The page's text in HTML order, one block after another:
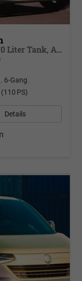
kurz 2.0 TDI SCR 81 kW Klima, 70 Liter Tank, Außenspiegel klappbar, Fahrerassistenzpaket, elektrische Zusatzheizung
6-Gang
PS)
Details